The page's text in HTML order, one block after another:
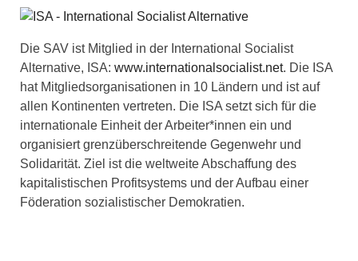
Die SAV ist Mitglied in der International Socialist
Alternative, ISA: www.internationalsocialist.net. Die ISA
hat Mitgliedsorganisationen in 10 Ländern und ist auf
allen Kontinenten vertreten. Die ISA setzt sich für die
internationale Einheit der Arbeiter*innen ein und
organisiert grenzüberschreitende Gegenwehr und
Solidarität. Ziel ist die weltweite Abschaffung des
kapitalistischen Profitsystems und der Aufbau einer
Föderation sozialistischer Demokratien.